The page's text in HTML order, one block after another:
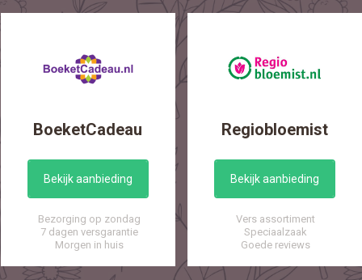
BoeketCadeau
Bekijk aanbieding
Bezorging op zondag
7 dagen versgarantie
Morgen in huis
Regiobloemist
Bekijk aanbieding
Vers assortiment
Speciaalzaak
Goede reviews